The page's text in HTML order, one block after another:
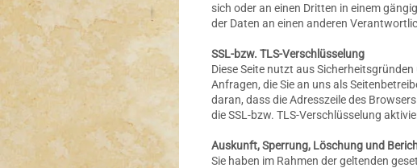
sich oder an einen Dritten in einem
der Daten an einen anderen
SSL-bzw. TLS-Verschlüsselung
Diese Seite nutzt aus
Anfragen, die Sie an uns als
daran, dass die Adresszeile des
die SSL-bzw. TLS-Verschlüsselung
Auskunft, Sperrung, Löschung und
Sie haben im Rahmen der geltenden